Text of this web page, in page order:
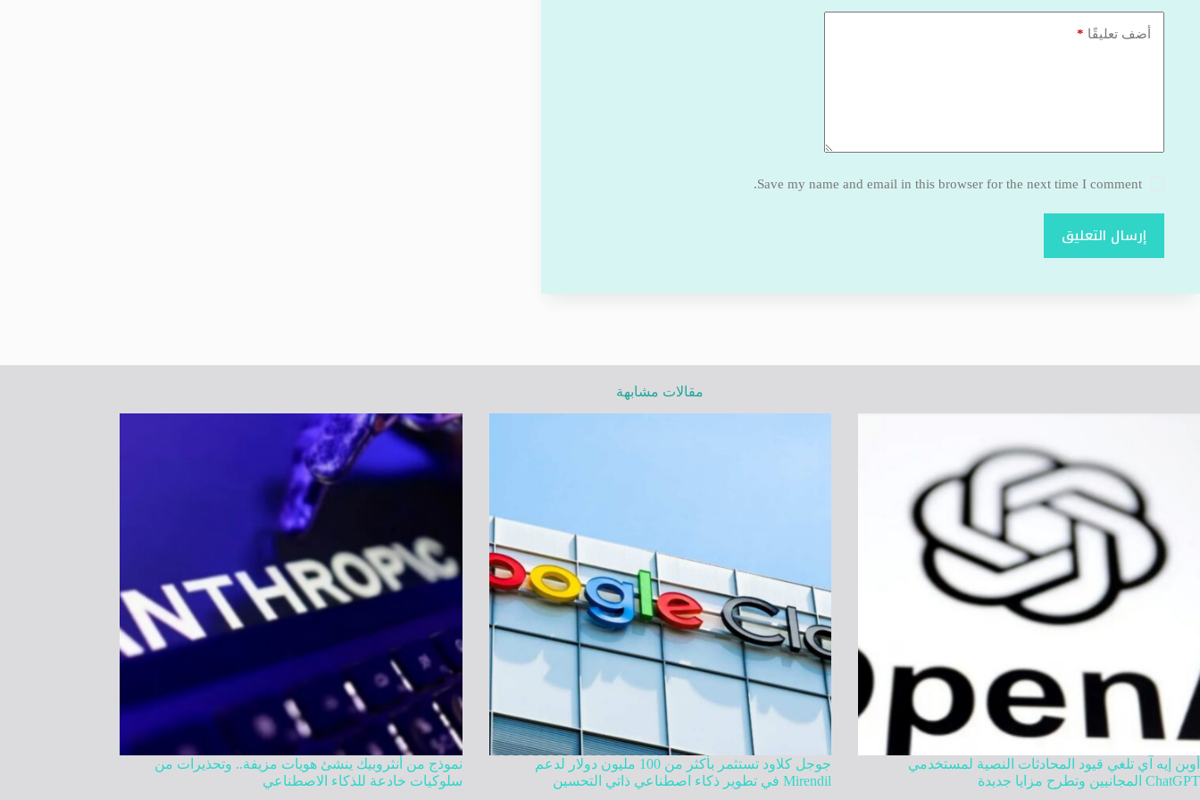
أضف تعليقًا *
Save my name and email in this browser for the next time I comment.
إرسال التعليق
مقالات مشابهة
أوبن إيه آي تلغي قيود المحادثات النصية لمستخدمي
ChatGPT المجانيين وتطرح مزايا جديدة
جوجل كلاود تستثمر بأكثر من 100 مليون دولار لدعم
Mirendil في تطوير ذكاء اصطناعي ذاتي التحسين
نموذج من أنثروبيك ينشئ هويات مزيفة.. وتحذيرات من
سلوكيات خادعة للذكاء الاصطناعي